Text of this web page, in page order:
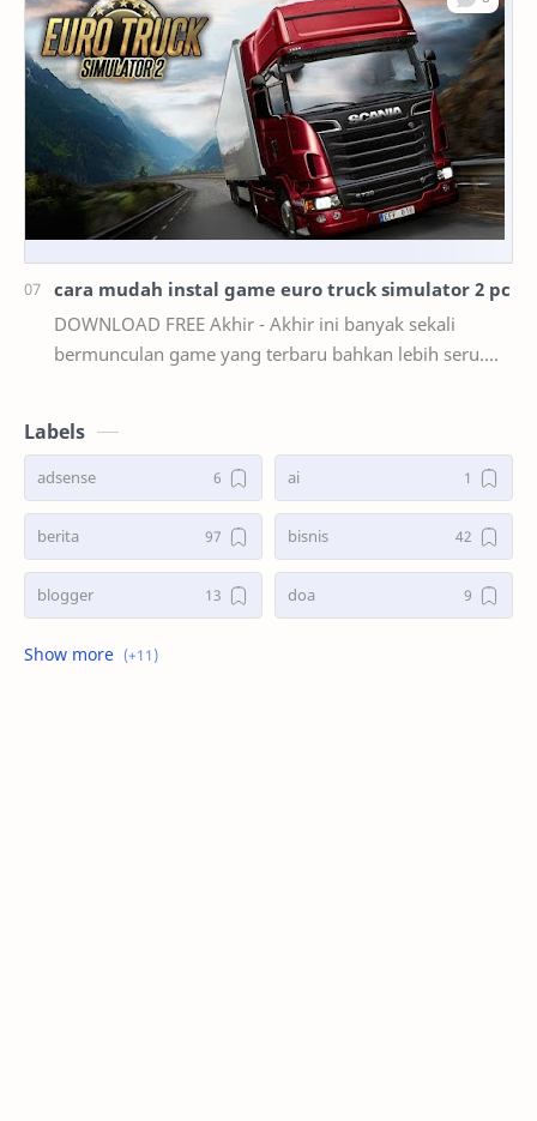
cara mudah instal game euro truck simulator 2 pc
DOWNLOAD FREE Akhir - Akhir ini banyak sekali
bermunculan game yang terbaru bahkan lebih seru.
Labels
adsense ai
berita bisnis
blogger doa
game